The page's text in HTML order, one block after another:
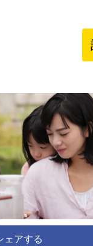
ェアする